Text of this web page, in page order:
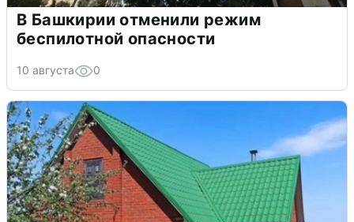
В Башкирии отменили режим
беспилотной опасности
10 августа 0